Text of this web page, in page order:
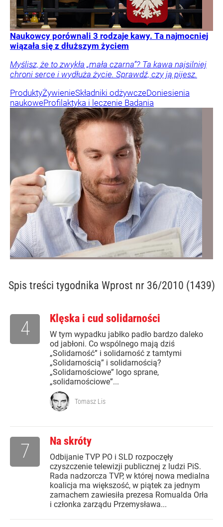
Naukowcy porównali 3 rodzaje kawy. Ta najmocniej
wiązała się z dłuższym życiem
Myślisz, że to zwykła „mała czarna”? Ta kawa najsilniej
chroni serce i wydłuża życie. Sprawdź, czy ją pijesz.
ProduktyŻywienieSkładniki odżywczeDoniesienia
naukoweProfilaktyka i leczenie Badania
Spis treści tygodnika Wprost nr 36/2010 (1439)
Klęska i cud solidarności
W tym wypadku jabłko padło bardzo daleko
od jabłoni. Co wspólnego mają dziś
„Solidarność” i solidarność z tamtymi
„Solidarnością” i solidarnością?
„Solidarnościowe” logo sprane,
„solidarnościowe”...
4
Tomasz Lis
Na skróty
Odbijanie TVP PO i SLD rozpoczęły
czyszczenie telewizji publicznej z ludzi PiS.
Rada nadzorcza TVP, w której nowa medialna
koalicja ma większość, w piątek za jednym
zamachem zawiesiła prezesa Romualda Orła
i członka zarządu Przemysława...
7